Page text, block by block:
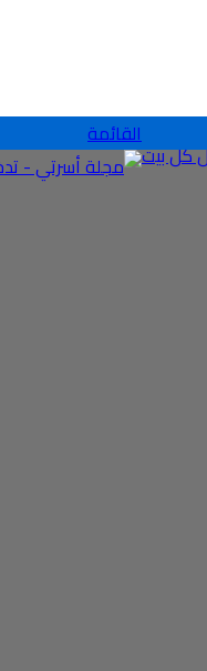
القائمة